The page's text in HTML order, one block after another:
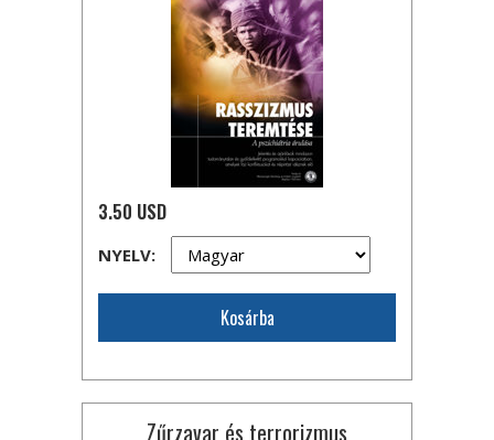
3.50 USD
NYELV:
Kosárba
Zűrzavar és terrorizmus